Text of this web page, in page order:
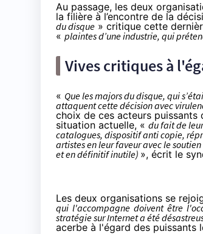
Au passage, les deux
la filière à l’encontre de la
du disque » critique cette
« plaintes d’une industrie, qui
Vives critiques à
« Que les majors du disque, qui
attaquent cette décision avec
choix de ces acteurs puissants
situation actuelle, « du fait de
catalogues, dispositif anti copie,
artistes en leur faveur avec le
et en définitif inutile) », écrit le
Les deux organisations se
qui l'accompagne doivent être
stratégie sur Internet a été
acerbe à l'égard des puissants